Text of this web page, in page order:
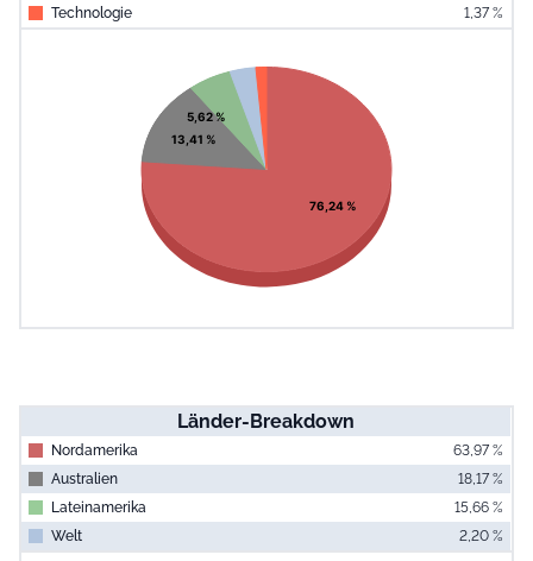
Technologie
1,37 %
Pie chart with 5 slices.
View as data table, Chart
76,24 %
13,41 %
5,62 %
Länder-Breakdown
Nordamerika
63,97 %
Australien
18,17 %
Lateinamerika
15,66 %
Welt
2,20 %